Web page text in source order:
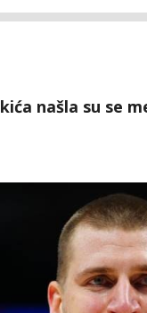
našla su se